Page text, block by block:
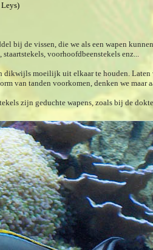
bij de vissen, die we als een wapen
voorhoofdbeenstekels enz...
moeilijk uit elkaar te houden. Laten
van tanden voorkomen, denken we maar
zijn geduchte wapens, zoals bij de